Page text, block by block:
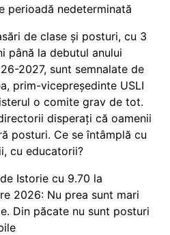
perioadă nedeterminată
de clase și posturi, cu 3
până la debutul anului
2027, sunt semnalate de
prim-vicepreședinte USLI
o comite grav de tot.
disperați că oamenii
posturi. Ce se întâmplă cu
cu educatorii?
Istorie cu 9.70 la
2026: Nu prea sunt mari
Din păcate nu sunt posturi